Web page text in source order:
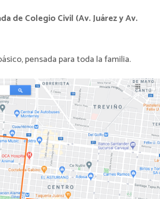
de Colegio Civil (Av. Juárez y Av.
pensada para toda la familia.